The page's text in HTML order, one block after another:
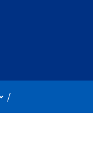
menu
/